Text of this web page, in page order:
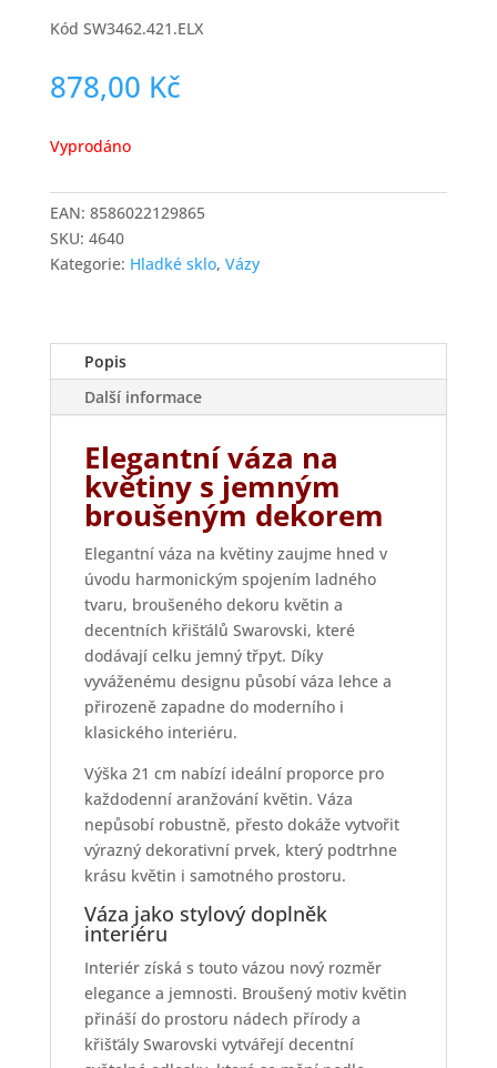
Kód SW3462.421.ELX
878,00 Kč
Vyprodáno
EAN: 8586022129865
SKU: 4640
Kategorie: Hladké sklo, Vázy
Popis
Další informace
Elegantní váza na
květiny s jemným
broušeným dekorem
Elegantní váza na květiny zaujme hned v
úvodu harmonickým spojením ladného
tvaru, broušeného dekoru květin a
decentních křišťálů Swarovski, které
dodávají celku jemný třpyt. Díky
vyváženému designu působí váza lehce a
přirozeně zapadne do moderního i
klasického interiéru.
Výška 21 cm nabízí ideální proporce pro
každodenní aranžování květin. Váza
nepůsobí robustně, přesto dokáže vytvořit
výrazný dekorativní prvek, který podtrhne
krásu květin i samotného prostoru.
Váza jako stylový doplněk
interiéru
Interiér získá s touto vázou nový rozměr
elegance a jemnosti. Broušený motiv květin
přináší do prostoru nádech přírody a
křišťály Swarovski vytvářejí decentní